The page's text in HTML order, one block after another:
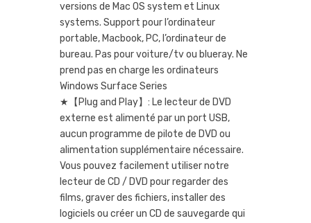
versions de Mac OS system et Linux
systems. Support pour l’ordinateur
portable, Macbook, PC, l’ordinateur de
bureau. Pas pour voiture/tv ou blueray. Ne
prend pas en charge les ordinateurs
Windows Surface Series
★【Plug and Play】: Le lecteur de DVD
externe est alimenté par un port USB,
aucun programme de pilote de DVD ou
alimentation supplémentaire nécessaire.
Vous pouvez facilement utiliser notre
lecteur de CD / DVD pour regarder des
films, graver des fichiers, installer des
logiciels ou créer un CD de sauvegarde qui